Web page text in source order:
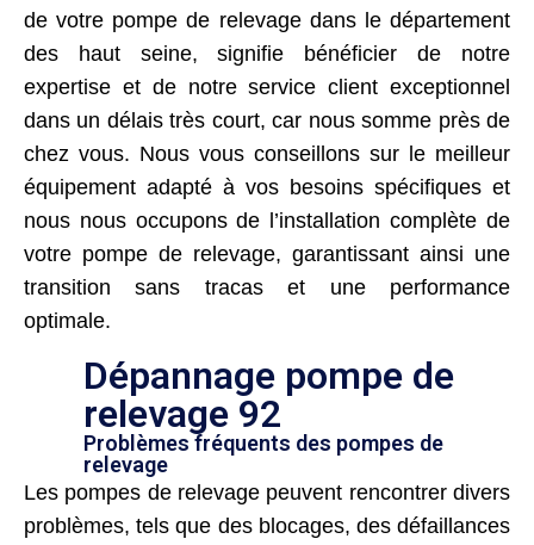
de votre pompe de relevage dans le département
des haut seine, signifie bénéficier de notre
expertise et de notre service client exceptionnel
dans un délais très court, car nous somme près de
chez vous. Nous vous conseillons sur le meilleur
équipement adapté à vos besoins spécifiques et
nous nous occupons de l’installation complète de
votre pompe de relevage, garantissant ainsi une
transition sans tracas et une performance
optimale.
Dépannage pompe de
relevage 92
Problèmes fréquents des pompes de
relevage
Les pompes de relevage peuvent rencontrer divers
problèmes, tels que des blocages, des défaillances